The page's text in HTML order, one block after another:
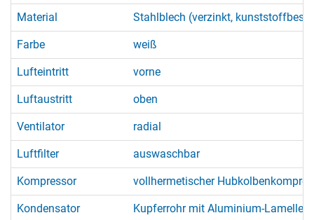
Material Stahlblech (verzinkt,
Farbe weiß
Lufteintritt vorne
Luftaustritt oben
Ventilator radial
Luftfilter auswaschbar
Kompressor vollhermetischer
Kondensator Kupferrohr mit Aluminium-Lamellen